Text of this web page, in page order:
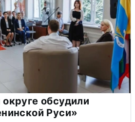
обсудили
Руси»